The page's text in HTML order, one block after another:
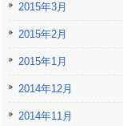
2015年3月
2015年2月
2015年1月
2014年12月
2014年11月